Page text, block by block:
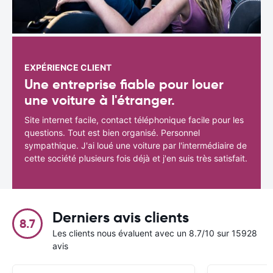
EXPÉRIENCE CLIENT
Une entreprise fiable pour louer
une voiture à l'étranger.
Site internet facile, contact téléphonique facile pour les
questions. Tout est bien organisé. Personnel
sympathique. J'ai loué une voiture par l'intermédiaire de
cette société plusieurs fois déjà et j'en suis très satisfait.
8.7 Derniers avis clients
Les clients nous évaluent avec un 8.7/10 sur 15928
avis